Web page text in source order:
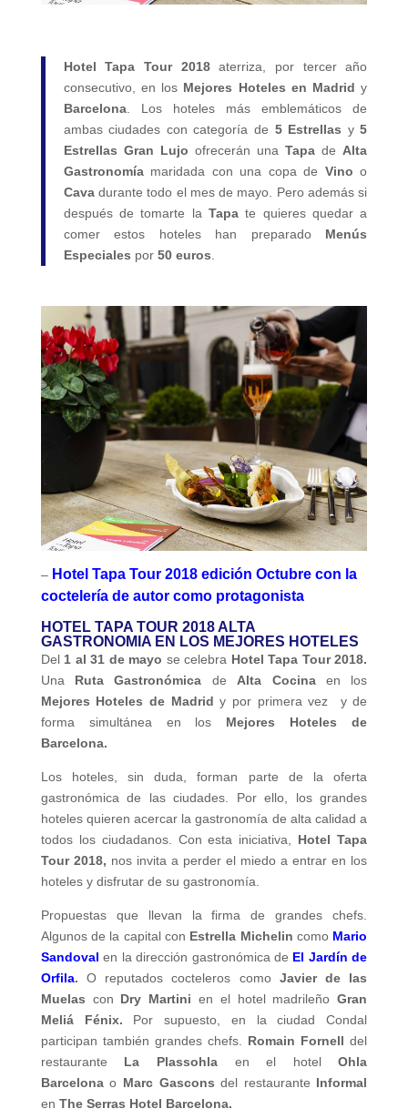
Hotel Tapa Tour 2018aterriza, por tercer año
consecutivo, en los Mejores Hoteles en Madrid y
Barcelona. Los hoteles más emblemáticos de
ambas ciudades con categoría de 5 Estrellas y5
Estrellas Gran Lujo ofrecerán unaTapa de Alta
Gastronomía maridada con una copa de Vino o
Cavadurante todo el mes de mayo. Pero además si
después de tomarte la Tapa te quieres quedar a
comer estos hoteles han preparado Menús
Especiales por 50 euros
– Hotel Tapa Tour 2018 edición Octubre con la
coctelería de autor como protagonista
HOTEL TAPA TOUR 2018 ALTA
GASTRONOMIA EN LOS MEJORES HOTELES
Del 1 al 31 de mayo se celebra Hotel Tapa Tour 2018.
Una Ruta Gastronómica de Alta Cocina en los
Mejores Hoteles de Madrid y por primera vez y de
forma simultánea en los Mejores Hoteles de
Barcelona.
Los hoteles, sin duda, forman parte de la oferta
gastronómica de las ciudades. Por ello, los grandes
hoteles quieren acercar la gastronomía de alta calidad a
todos los ciudadanos. Con esta iniciativa, Hotel Tapa
Tour 2018, nos invita a perder el miedo a entrar en los
hoteles y disfrutar de su gastronomía.
Propuestas que llevan la firma de grandes chefs.
Algunos de la capital con Estrella Michelin como Mario
Sandoval en la dirección gastronómica de El Jardín de
Orfila. O reputados cocteleros como Javier de las
Muelas con Dry Martinien el hotel madrileño Gran
Meliá Fénix. Por supuesto, en la ciudad Condal
participan también grandes chefs. Romain Fornell del
restaurante La Plassohlaen el hotelOhla
Barcelonao Marc Gascons del restaurante Informal
en The Serras Hotel Barcelona.